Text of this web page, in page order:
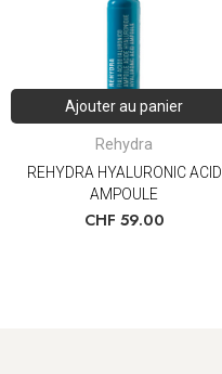
Ajouter au panier
Rehydra
REHYDRA HYALURONIC ACID
AMPOULE
CHF 59.00